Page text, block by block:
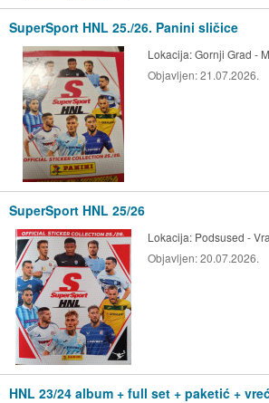
SuperSport HNL 25./26. Panini sličice
Lokacija:Gornji Grad -
Objavljen:21.07.2026.
SuperSport HNL 25/26
Lokacija: Podsused -
Objavljen:20.07.2026.
HNL 23/24 album + full set + paketić +